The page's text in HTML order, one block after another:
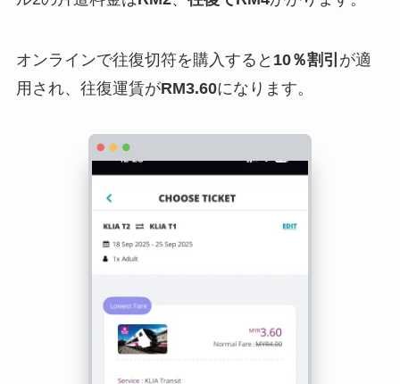
オンラインで往復切符を購入すると 10％割引 が適
用され、往復運賃がRM3.60になります。